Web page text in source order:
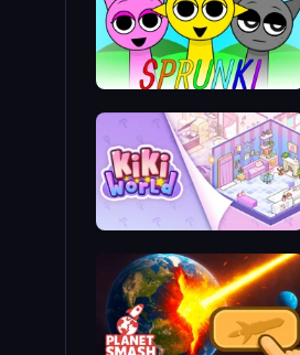
Sprunki
KiKi World